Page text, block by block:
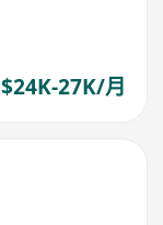
$24K-27K/月